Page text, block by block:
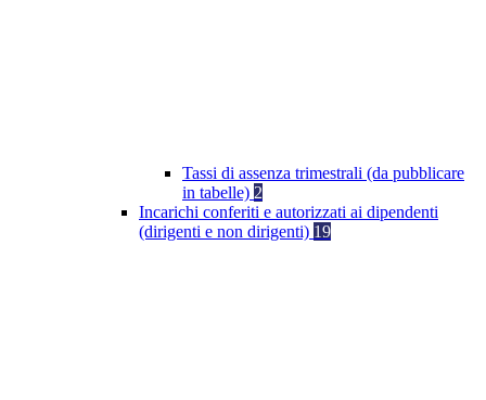
Tassi di assenza trimestrali (da pubblicare
in tabelle) 2
Incarichi conferiti e autorizzati ai dipendenti
(dirigenti e non dirigenti) 19